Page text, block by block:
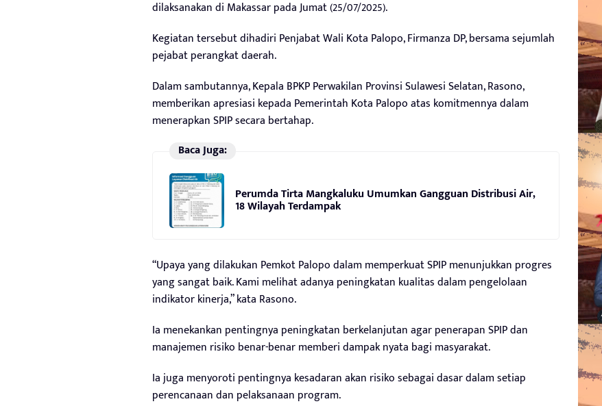
dilaksanakan di Makassar pada Jumat (25/07/2025).
Kegiatan tersebut dihadiri Penjabat Wali Kota Palopo, Firmanza DP, bersama sejumlah
pejabat perangkat daerah.
Dalam sambutannya, Kepala BPKP Perwakilan Provinsi Sulawesi Selatan, Rasono,
memberikan apresiasi kepada Pemerintah Kota Palopo atas komitmennya dalam
menerapkan SPIP secara bertahap.
Baca Juga:
Perumda Tirta Mangkaluku Umumkan Gangguan Distribusi Air,
18 Wilayah Terdampak
“Upaya yang dilakukan Pemkot Palopo dalam memperkuat SPIP menunjukkan progres
yang sangat baik. Kami melihat adanya peningkatan kualitas dalam pengelolaan
indikator kinerja,” kata Rasono.
Ia menekankan pentingnya peningkatan berkelanjutan agar penerapan SPIP dan
manajemen risiko benar-benar memberi dampak nyata bagi masyarakat.
Ia juga menyoroti pentingnya kesadaran akan risiko sebagai dasar dalam setiap
perencanaan dan pelaksanaan program.